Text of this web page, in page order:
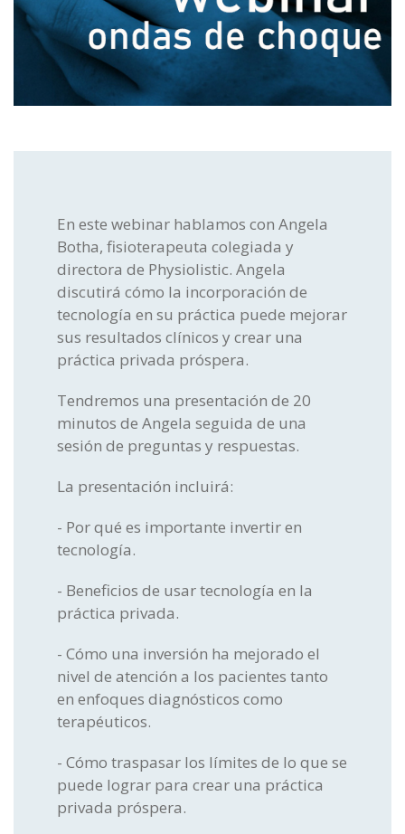
Láser y otros
En este webinar hablamos con Angela
Botha, fisioterapeuta colegiada y
directora de Physiolistic. Angela
discutirá cómo la incorporación de
tecnología en su práctica puede mejorar
sus resultados clínicos y crear una
práctica privada próspera.
Tendremos una presentación de 20
minutos de Angela seguida de una
sesión de preguntas y respuestas.
La presentación incluirá:
- Por qué es importante invertir en
tecnología.
- Beneficios de usar tecnología en la
práctica privada.
- Cómo una inversión ha mejorado el
nivel de atención a los pacientes tanto
en enfoques diagnósticos como
terapéuticos.
- Cómo traspasar los límites de lo que se
puede lograr para crear una práctica
privada próspera.